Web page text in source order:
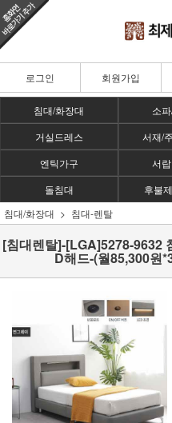
로그인 회원가입
침대/화장대 소
거실드레스
서재/
엔틱가구
서
돌침대
후불
침대/화장대
침대-렌탈
[침대렌탈]-[LGA]5278-9632
D해드-(월85,300원